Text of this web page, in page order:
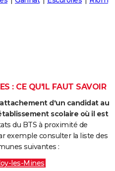
: CE QU'IL FAUT SAVOIR
d'un candidat au
scolaire où il est
du BTS à proximité de
exemple consulter la liste des
suivantes :
les-Mines